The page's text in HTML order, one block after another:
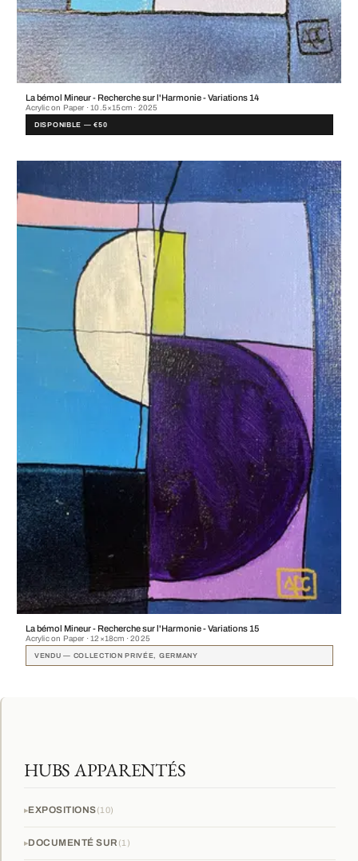
La bémol Mineur - Recherche sur l'Harmonie - Variations 14
Acrylic on Paper · 10.5×15cm · 2025
DISPONIBLE — €50
La bémol Mineur - Recherche sur l'Harmonie - Variations 15
Acrylic on Paper · 12×18cm · 2025
VENDU — COLLECTION PRIVÉE, GERMANY
HUBS APPARENTÉS
EXPOSITIONS 10
DOCUMENTÉ SUR 1